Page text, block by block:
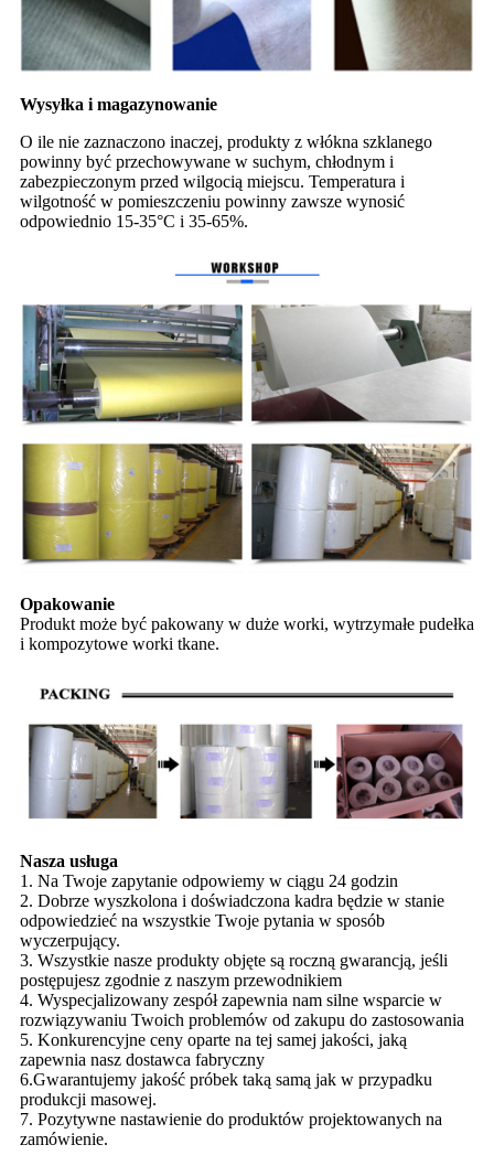
Wysyłka i magazynowanie
O ile nie zaznaczono inaczej, produkty z włókna szklanego
powinny być przechowywane w suchym, chłodnym i
zabezpieczonym przed wilgocią miejscu. Temperatura i
wilgotność w pomieszczeniu powinny zawsze wynosić
odpowiednio 15-35°C i 35-65%.
Opakowanie
Produkt może być pakowany w duże worki, wytrzymałe pudełka
i kompozytowe worki tkane.
Nasza usługa
1. Na Twoje zapytanie odpowiemy w ciągu 24 godzin
2. Dobrze wyszkolona i doświadczona kadra będzie w stanie
odpowiedzieć na wszystkie Twoje pytania w sposób
wyczerpujący.
3. Wszystkie nasze produkty objęte są roczną gwarancją, jeśli
postępujesz zgodnie z naszym przewodnikiem
4. Wyspecjalizowany zespół zapewnia nam silne wsparcie w
rozwiązywaniu Twoich problemów od zakupu do zastosowania
5. Konkurencyjne ceny oparte na tej samej jakości, jaką
zapewnia nasz dostawca fabryczny
6.Gwarantujemy jakość próbek taką samą jak w przypadku
produkcji masowej.
7. Pozytywne nastawienie do produktów projektowanych na
zamówienie.